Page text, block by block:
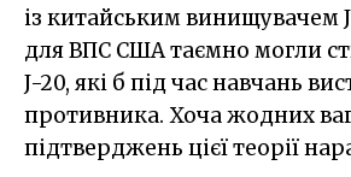
із китайським винищувачем
для ВПС США таємно могли
J-20, які б під час навчань
противника. Хоча жодних
підтверджень цієї теорії